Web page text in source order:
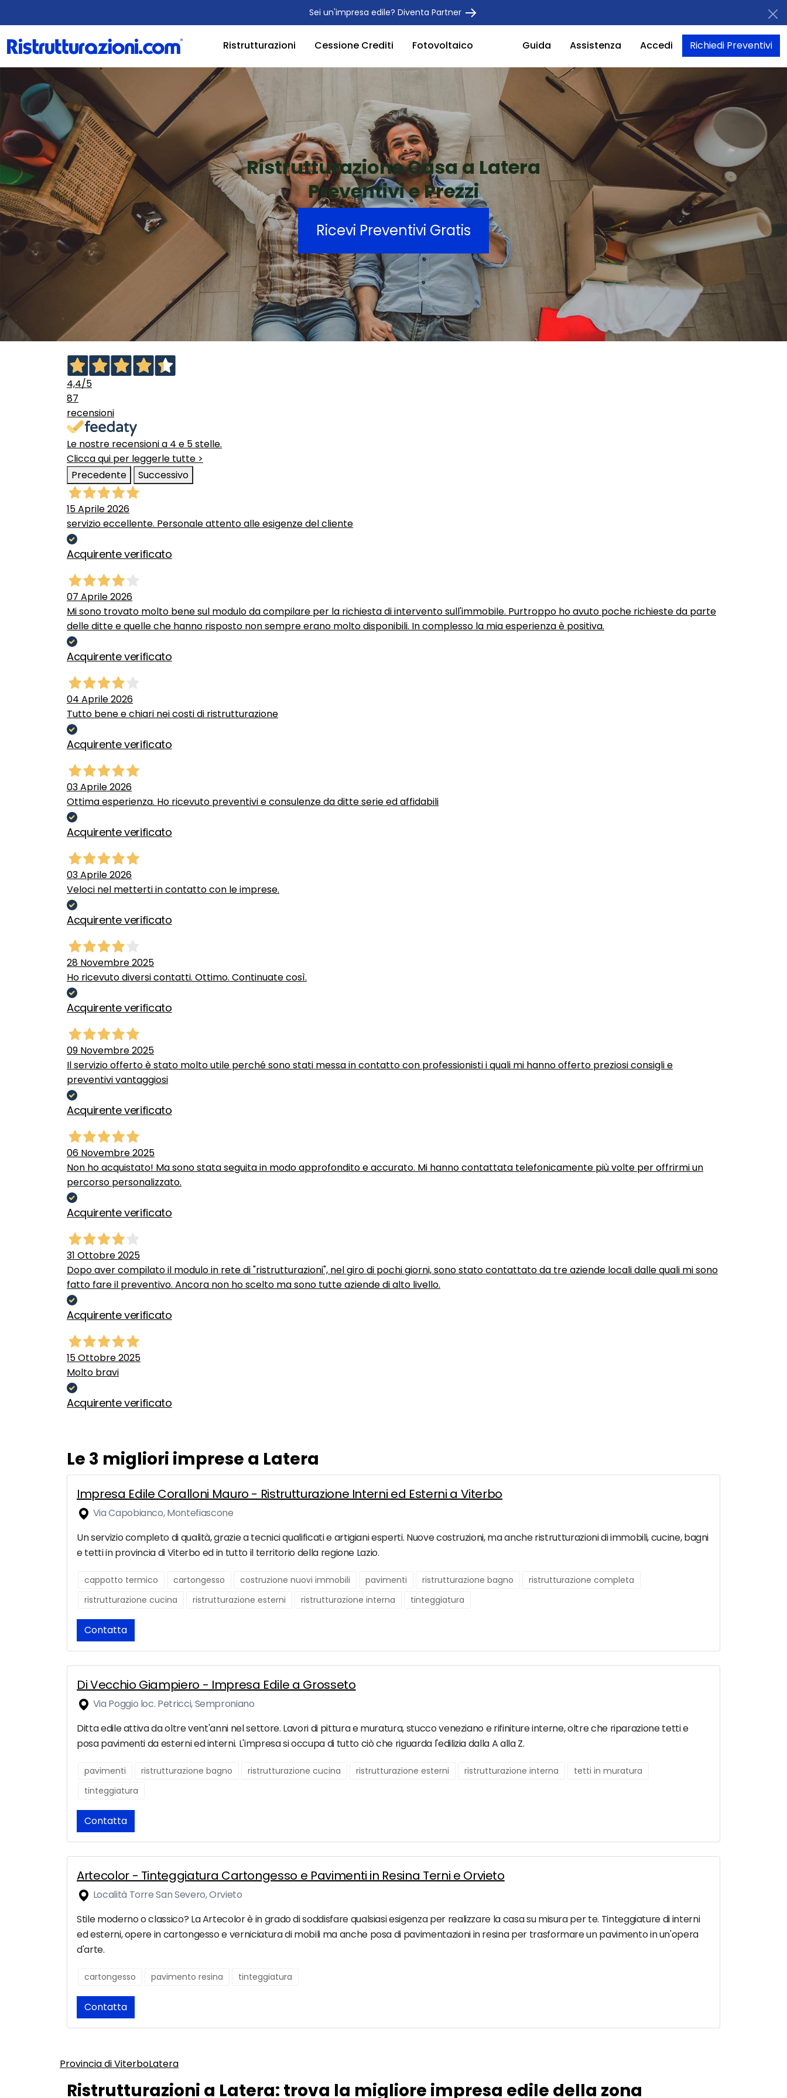
Sei un'impresa edile? Diventa Partner
Ristrutturazioni Cessione Crediti Fotovoltaico Guida Assistenza Accedi Richiedi Preventivi
Ristrutturazione Casa a Latera
Preventivi e Prezzi
Ricevi Preventivi Gratis
4,4/5
87
recensioni
Le nostre recensioni a 4 e 5 stelle.
Clicca qui per leggerle tutte >
Precedente
Successivo
15 Aprile 2026
servizio eccellente. Personale attento alle esigenze del cliente
Acquirente verificato
07 Aprile 2026
Mi sono trovato molto bene sul modulo da compilare per la richiesta di intervento sull'immobile. Purtroppo ho avuto poche richieste da parte
delle ditte e quelle che hanno risposto non sempre erano molto disponibili. In complesso la mia esperienza è positiva.
Acquirente verificato
04 Aprile 2026
Tutto bene e chiari nei costi di ristrutturazione
Acquirente verificato
03 Aprile 2026
Ottima esperienza. Ho ricevuto preventivi e consulenze da ditte serie ed affidabili
Acquirente verificato
03 Aprile 2026
Veloci nel metterti in contatto con le imprese.
Acquirente verificato
28 Novembre 2025
Ho ricevuto diversi contatti. Ottimo. Continuate così.
Acquirente verificato
09 Novembre 2025
Il servizio offerto è stato molto utile perché sono stati messa in contatto con professionisti i quali mi hanno offerto preziosi consigli e
preventivi vantaggiosi
Acquirente verificato
06 Novembre 2025
Non ho acquistato! Ma sono stata seguita in modo approfondito e accurato. Mi hanno contattata telefonicamente più volte per offrirmi un
percorso personalizzato.
Acquirente verificato
31 Ottobre 2025
Dopo aver compilato il modulo in rete di "ristrutturazioni", nel giro di pochi giorni, sono stato contattato da tre aziende locali dalle quali mi sono
fatto fare il preventivo. Ancora non ho scelto ma sono tutte aziende di alto livello.
Acquirente verificato
15 Ottobre 2025
Molto bravi
Acquirente verificato
Le 3 migliori imprese a Latera
Impresa Edile Coralloni Mauro - Ristrutturazione Interni ed Esterni a Viterbo
Via Capobianco, Montefiascone
Un servizio completo di qualità, grazie a tecnici qualificati e artigiani esperti. Nuove costruzioni, ma anche ristrutturazioni di immobili, cucine, bagni
e tetti in provincia di Viterbo ed in tutto il territorio della regione Lazio.
cappotto termico cartongesso costruzione nuovi immobili pavimenti ristrutturazione bagno
ristrutturazione completa
ristrutturazione cucina
ristrutturazione esterni ristrutturazione interna tinteggiatura
Contatta
Di Vecchio Giampiero - Impresa Edile a Grosseto
Via Poggio loc. Petricci, Semproniano
Ditta edile attiva da oltre vent'anni nel settore. Lavori di pittura e muratura, stucco veneziano e rifiniture interne, oltre che riparazione tetti e
posa pavimenti da esterni ed interni. L'impresa si occupa di tutto ciò che riguarda l'edilizia dalla A alla Z.
pavimenti ristrutturazione bagno ristrutturazione cucina ristrutturazione esterni ristrutturazione interna
tetti in muratura
tinteggiatura
Contatta
Artecolor - Tinteggiatura Cartongesso e Pavimenti in Resina Terni e Orvieto
Località Torre San Severo, Orvieto
Stile moderno o classico? La Artecolor è in grado di soddisfare qualsiasi esigenza per realizzare la casa su misura per te. Tinteggiature di interni
ed esterni, opere in cartongesso e verniciatura di mobili ma anche posa di pavimentazioni in resina per trasformare un pavimento in un'opera
d'arte.
cartongesso pavimento resina tinteggiatura
Contatta
Provincia di ViterboLatera
Ristrutturazioni a Latera: trova la migliore impresa edile della zona